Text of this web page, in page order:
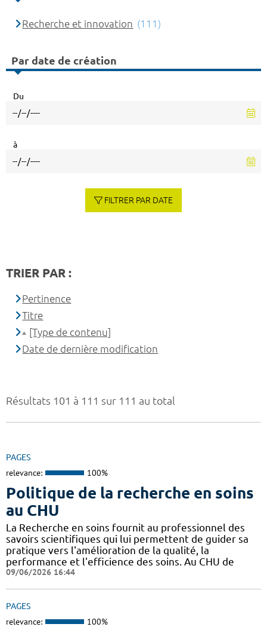
Résultats 101 à 111 sur 111 au total
PAGES
relevance: 100%
Politique de la recherche en soins
au CHU
La Recherche en soins fournit au professionnel des
savoirs scientifiques qui lui permettent de guider sa
pratique vers l'amélioration de la qualité, la
performance et l'efficience des soins. Au CHU de
09/06/2026 16:44
PAGES
relevance: 100%
Recherche et innovation (111)
Par date de création
Du
à
FILTRER PAR DATE
TRIER PAR :
Pertinence
Titre
[Type de contenu]
Date de dernière modification